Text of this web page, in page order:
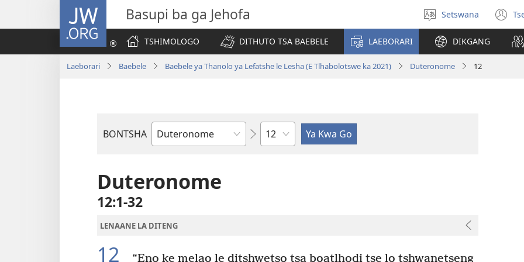
JW.ORG Basupi ba ga Jehofa
Tlhopha
puo
Setswana
(e
e
TSHIMOLOGO
DITHUTO TSA BAEBELE LAEBORARI DIKGANG
Laeborari Baebele Baebele ya Thanolo ya Lefatshe le Lesha (E Tlhabolotswe ka 2021) Duteronome 12
BONTSHA
Dibuka
Kgaolo
Duteronome
12:1-32
LENAANE LA DITENG
12
“Eno ke melao le ditshwetso tsa boatlhodi tse lo tshwanetseng